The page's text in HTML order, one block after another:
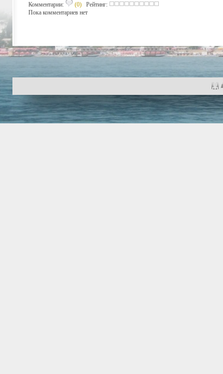
Комментарии: (0) Рейтинг:
Пока комментариев нет